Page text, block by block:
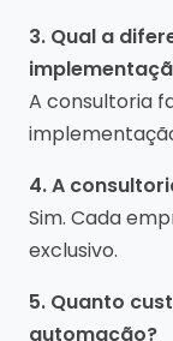
3. Qual a
A consultoria
4. A
Sim. Cada
exclusivo.
5. Quanto
automação?